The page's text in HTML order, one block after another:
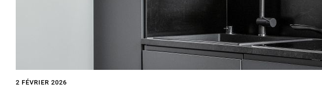
2 FÉVRIER 2026